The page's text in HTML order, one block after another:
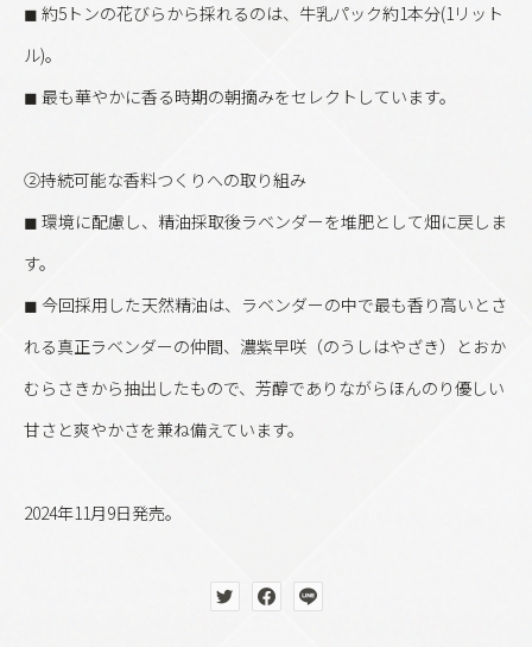
◼︎ 約5トンの花びらから採れるのは、牛乳パック約1本分(1リット
ル)。
◼︎ 最も華やかに香る時期の朝摘みをセレクトしています。
②持続可能な香料つくりへの取り組み
◼︎ 環境に配慮し、精油採取後ラベンダーを堆肥として畑に戻しま
す。
◼︎ 今回採用した天然精油は、ラベンダーの中で最も香り高いとさ
れる真正ラベンダーの仲間、濃紫早咲（のうしはやざき）とおか
むらさきから抽出したもので、芳醇でありながらほんのり優しい
甘さと爽やかさを兼ね備えています。
2024年11月9日発売。